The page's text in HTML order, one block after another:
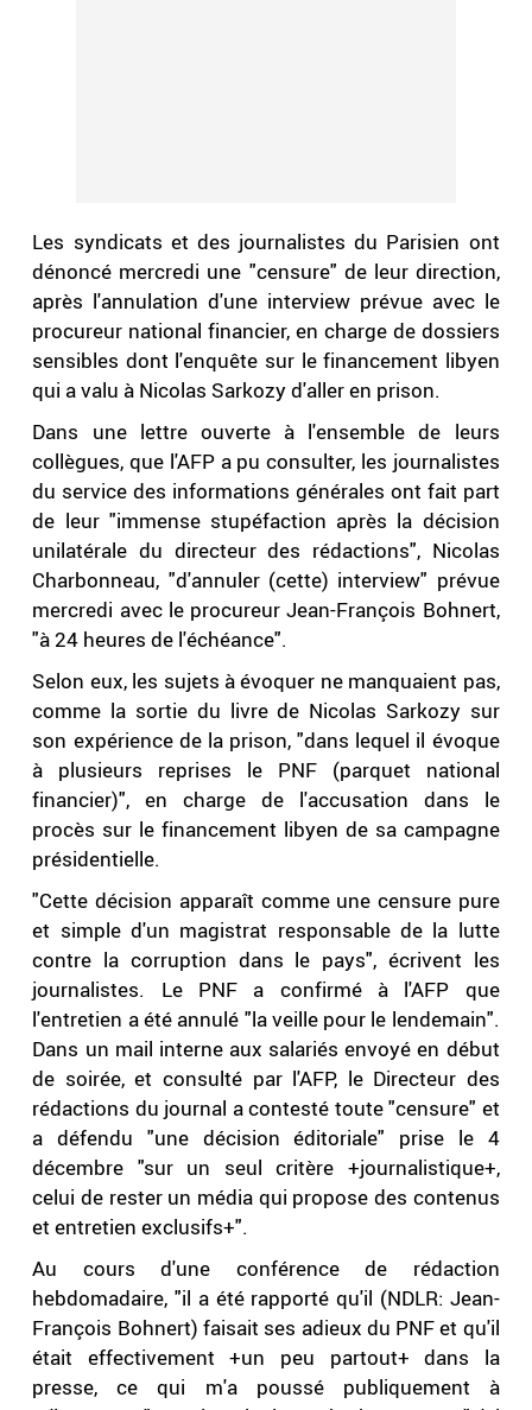
Les syndicats et des journalistes du Parisien ont
dénoncé mercredi une "censure" de leur direction,
après l'annulation d'une interview prévue avec le
procureur national financier, en charge de dossiers
sensibles dont l'enquête sur le financement libyen
qui a valu à Nicolas Sarkozy d'aller en prison.
Dans une lettre ouverte à l'ensemble de leurs
collègues, que l'AFP a pu consulter, les journalistes
du service des informations générales ont fait part
de leur "immense stupéfaction après la décision
unilatérale du directeur des rédactions", Nicolas
Charbonneau, "d'annuler (cette) interview" prévue
mercredi avec le procureur Jean-François Bohnert,
"à 24 heures de l'échéance".
Selon eux, les sujets à évoquer ne manquaient pas,
comme la sortie du livre de Nicolas Sarkozy sur
son expérience de la prison, "dans lequel il évoque
à plusieurs reprises le PNF (parquet national
financier)", en charge de l'accusation dans le
procès sur le financement libyen de sa campagne
présidentielle.
"Cette décision apparaît comme une censure pure
et simple d'un magistrat responsable de la lutte
contre la corruption dans le pays", écrivent les
journalistes. Le PNF a confirmé à l'AFP que
l'entretien a été annulé "la veille pour le lendemain".
Dans un mail interne aux salariés envoyé en début
de soirée, et consulté par l'AFP, le Directeur des
rédactions du journal a contesté toute "censure" et
a défendu "une décision éditoriale" prise le 4
décembre "sur un seul critère +journalistique+,
celui de rester un média qui propose des contenus
et entretien exclusifs+".
Au cours d'une conférence de rédaction
hebdomadaire, "il a été rapporté qu'il (NDLR: Jean-
François Bohnert) faisait ses adieux du PNF et qu'il
était effectivement +un peu partout+ dans la
presse, ce qui m'a poussé publiquement à